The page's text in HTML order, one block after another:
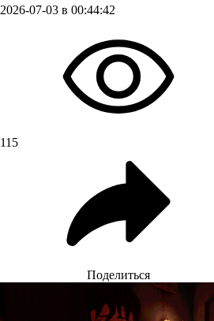
2026-07-03 в 00:44:42
115
Поделиться